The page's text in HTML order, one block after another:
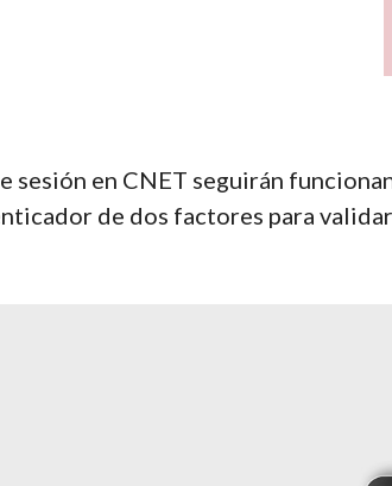
sesión en CNET seguirán
de dos factores para